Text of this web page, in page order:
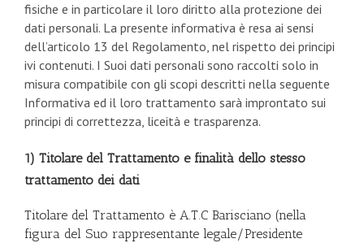
fisiche e in particolare il loro diritto alla protezione dei
dati personali. La presente informativa è resa ai sensi
dell’articolo 13 del Regolamento, nel rispetto dei principi
ivi contenuti. I Suoi dati personali sono raccolti solo in
misura compatibile con gli scopi descritti nella seguente
Informativa ed il loro trattamento sarà improntato sui
principi di correttezza, liceità e trasparenza.
1) Titolare del Trattamento e finalità dello stesso
trattamento dei dati
Titolare del Trattamento è A.T.C Barisciano (nella
figura del Suo rappresentante legale/Presidente